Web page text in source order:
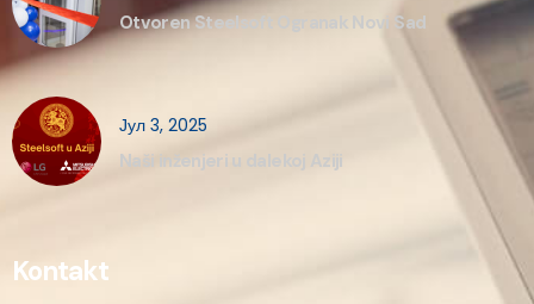
Otvoren Steelsoft Ogranak Novi Sad
Јул 3, 2025
Naši inženjeri u dalekoj Aziji
Kontakt